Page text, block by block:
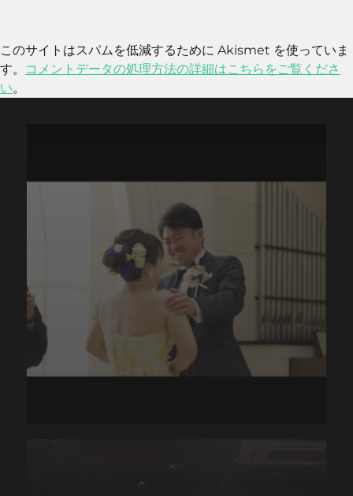
このサイトはスパムを低減するために Akismet を使っていま
す。
コメントデータの処理方法の詳細はこちらをご覧くださ
い。